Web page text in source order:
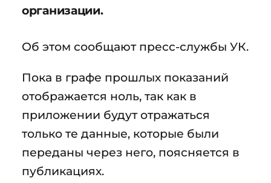
организации.
Об этом сообщают пресс-службы УК.
Пока в графе прошлых показаний
отображается ноль, так как в
приложении будут отражаться
только те данные, которые были
переданы через него, поясняется в
публикациях.